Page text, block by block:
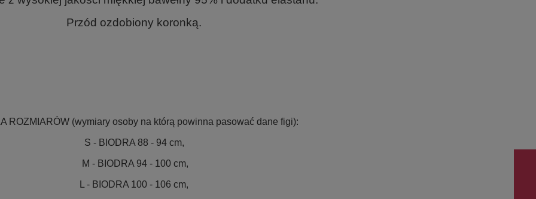
Przód ozdobiony koronką.
ROZMIARÓW (wymiary osoby na którą powinna pasować dane figi):
S - BIODRA 88 - 94 cm,
M - BIODRA 94 - 100 cm,
L - BIODRA 100 - 106 cm,